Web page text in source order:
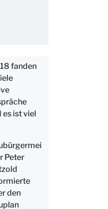
fanden
es ist viel
Peter
den